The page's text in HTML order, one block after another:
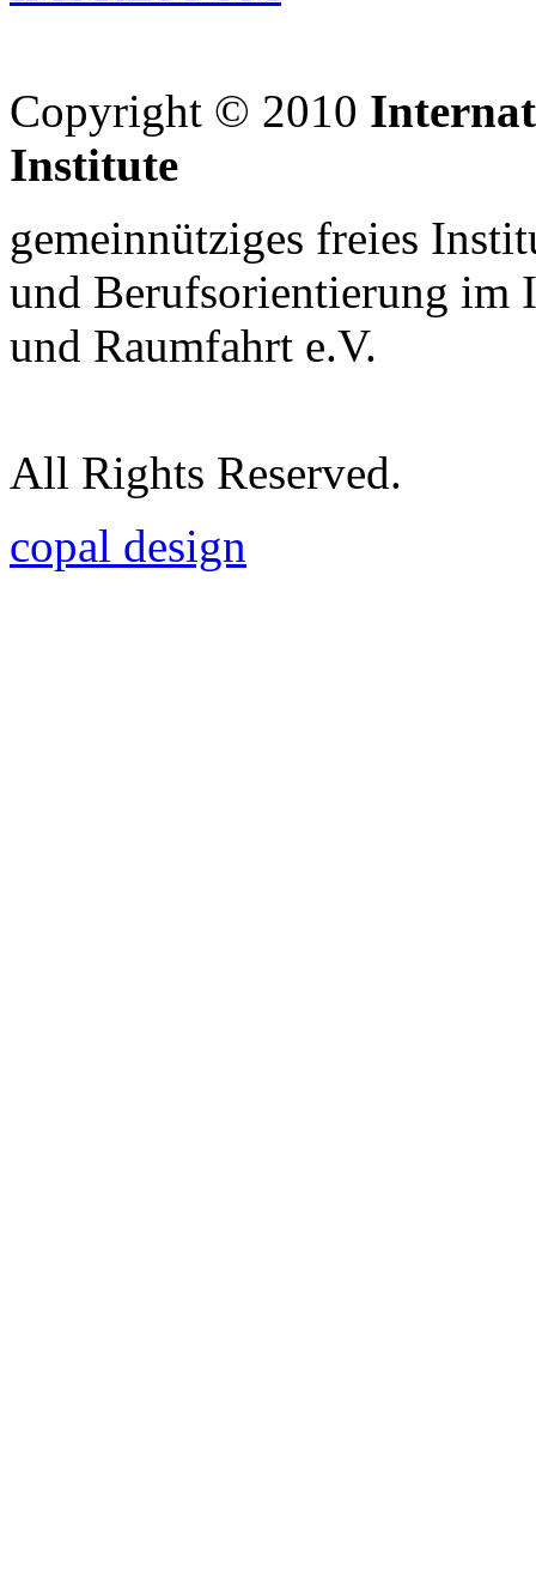
Copyright © 2010
Institute
gemeinnütziges freies
und Berufsorientierung im
und Raumfahrt e.V.
All Rights Reserved.
copal design